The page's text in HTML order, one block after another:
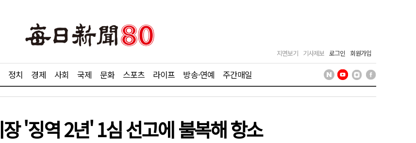
지면보기 기사제보 로그인 회원가입
정치 경제 사회 국제 문화 스포츠 라이프 방송·연예 주간매일
'징역 2년' 1심 선고에 불복해 항소